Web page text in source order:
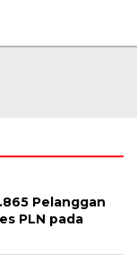
Pelanggan
PLN pada